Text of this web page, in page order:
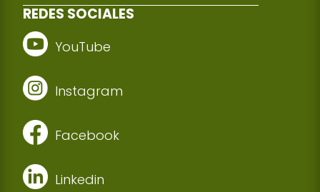
REDES SOCIALES
YouTube
Instagram
Facebook
Linkedin